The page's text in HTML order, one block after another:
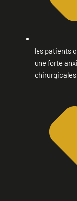
les patients
une forte